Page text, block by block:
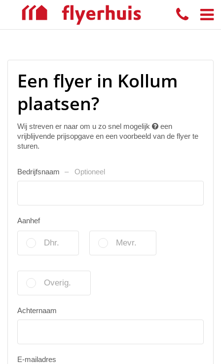
Een flyer in Kollum
plaatsen?
Wij streven er naar om u zo snel mogelijk
een
vrijblijvende prijsopgave en een voorbeeld van de flyer te
sturen.
Bedrijfsnaam Optioneel
Aanhef
Dhr. Mevr.
Overig.
Achternaam
E-mailadres